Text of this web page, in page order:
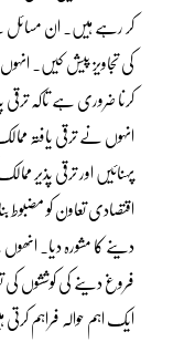
کر رہے ہیں۔ ان
کی تجاویز پیش کیں۔
کرنا ضروری ہے تاکہ ترقی
انہوں نے ترقی یافتہ
پہنائیں اور ترقی پذیر
اقتصادی تعاون کو مضبوط
دینے کا مشورہ دیا۔
فروغ دینے کی کوششوں کی
ایک اہم حوالہ فراہم